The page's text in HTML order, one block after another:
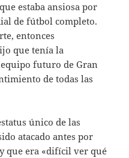
estaba ansiosa por
de fútbol completo.
entonces
que tenía la
futuro de Gran
de todas las
único de las
atacado antes por
que era «difícil ver qué